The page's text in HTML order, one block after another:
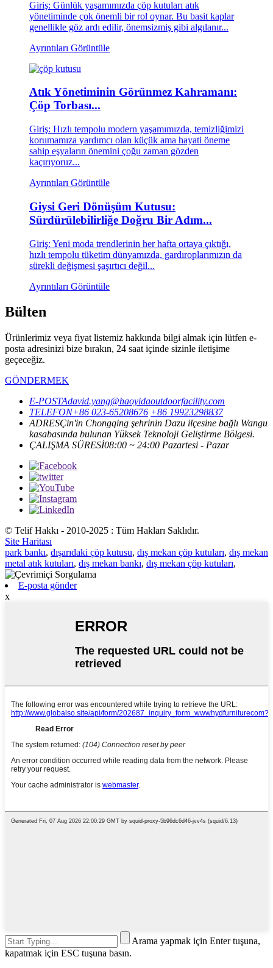
Giriş: Günlük yaşamımızda çöp kutuları atık
yönetiminde çok önemli bir rol oynar. Bu basit kaplar
genellikle göz ardı edilir, önemsizmiş gibi algılanır...
Ayrıntıları Görüntüle
Atık Yönetiminin Görünmez Kahramanı:
Çöp Torbası...
Giriş: Hızlı tempolu modern yaşamımızda, temizliğimizi
korumamıza yardımcı olan küçük ama hayati öneme
sahip eşyaların önemini çoğu zaman gözden
kaçırıyoruz...
Ayrıntıları Görüntüle
Giysi Geri Dönüşüm Kutusu:
Sürdürülebilirliğe Doğru Bir Adım...
Giriş: Yeni moda trendlerinin her hafta ortaya çıktığı,
hızlı tempolu tüketim dünyamızda, gardıroplarımızın da
sürekli değişmesi şaşırtıcı değil...
Ayrıntıları Görüntüle
Bülten
Ürünlerimiz veya fiyat listemiz hakkında bilgi almak için lütfen e-
posta adresinizi bize bırakın, 24 saat içinde sizinle iletişime
geçeceğiz.
GÖNDERMEK
E-POSTAdavid.yang@haoyidaoutdoorfacility.com
TELEFON+86 023-65208676 +86 19923298837
ADRESÇin'in Chongqing şehrinin Dazu ilçesine bağlı Wangu
kasabasında bulunan Yüksek Teknoloji Geliştirme Bölgesi.
ÇALIŞMA SÜRESİ08:00 ~ 24:00 Pazartesi - Pazar
© Telif Hakkı - 2010-2025 : Tüm Hakları Saklıdır.
Site Haritası
park bankı, dışarıdaki çöp kutusu, dış mekan çöp kutuları, dış mekan
metal atık kutuları, dış mekan bankı, dış mekan çöp kutuları,
E-posta gönder
x
Arama yapmak için Enter tuşuna,
kapatmak için ESC tuşuna basın.